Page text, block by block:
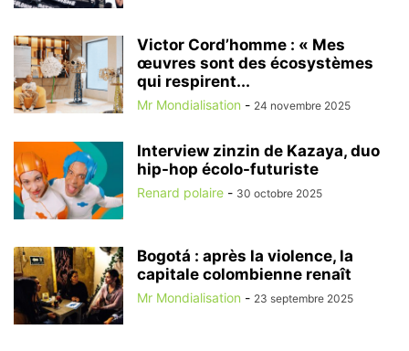
Victor Cord’homme : « Mes
œuvres sont des écosystèmes
qui respirent...
Mr Mondialisation - 24 novembre 2025
Interview zinzin de Kazaya, duo
hip-hop écolo-futuriste
Renard polaire - 30 octobre 2025
Bogotá : après la violence, la
capitale colombienne renaît
Mr Mondialisation - 23 septembre 2025